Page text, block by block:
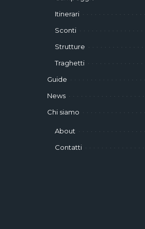
Itinerari
Sconti
Strutture
Traghetti
Guide
News
Chi siamo
About
Contatti